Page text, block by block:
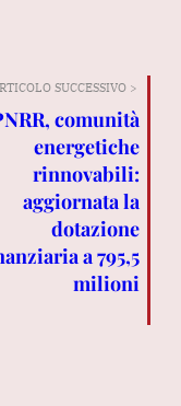
SUCCESSIVO >
comunità
energetiche
rinnovabili:
aggiornata la
dotazione
a 795,5
milioni